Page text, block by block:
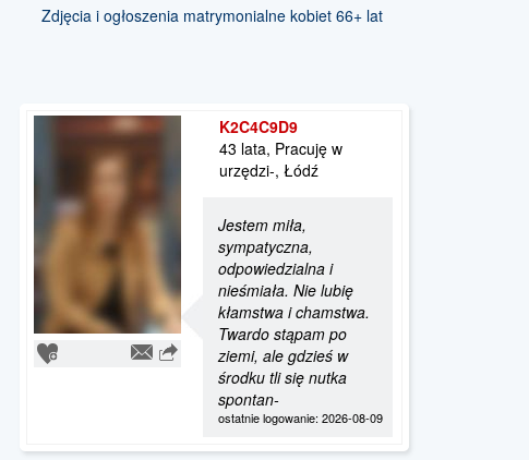
Zdjęcia i ogłoszenia matrymonialne kobiet 66+ lat
K2C4C9D9
43 lata, Pracuję w
urzędzi-, Łódź
Jestem miła,
sympatyczna,
odpowiedzialna i
nieśmiała. Nie lubię
kłamstwa i chamstwa.
Twardo stąpam po
ziemi, ale gdzieś w
środku tli się nutka
spontan-
ostatnie logowanie: 2026-08-09